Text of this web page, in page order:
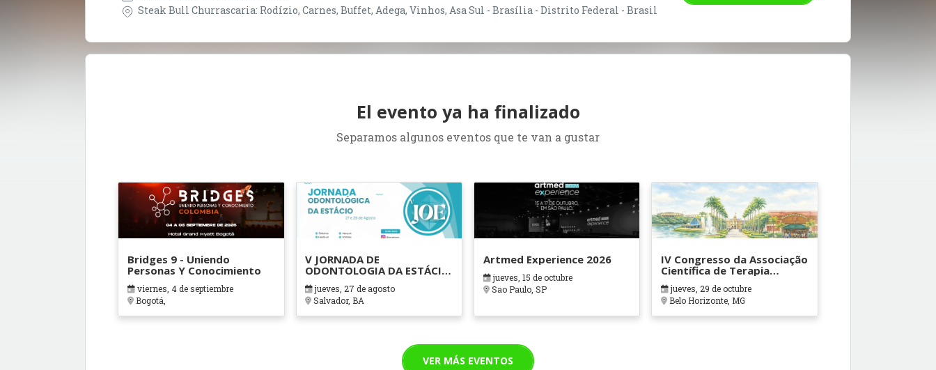
Steak Bull Churrascaria: Rodízio, Carnes, Buffet, Adega, Vinhos, Asa Sul - Brasília - Distrito Federal - Brasil
El evento ya ha finalizado
Separamos algunos eventos que te van a gustar
Bridges 9 - Uniendo
Personas Y Conocimiento
viernes, 4 de septiembre
Bogotá,
V JORNADA DE
ODONTOLOGIA DA ESTÁCIO
BAHIA
jueves, 27 de agosto
Salvador, BA
Artmed Experience 2026
jueves, 15 de octubre
Sao Paulo, SP
IV Congresso da Associação
Científica de Terapia
Ocupacional em Contextos
Hospitalares e Cuidados
Paliativos - ATOHOSP
jueves, 29 de octubre
Belo Horizonte, MG
VER MÁS EVENTOS